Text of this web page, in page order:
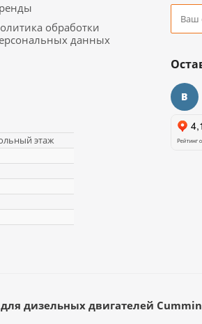
обработки
данных
этаж
дизельных двигателей